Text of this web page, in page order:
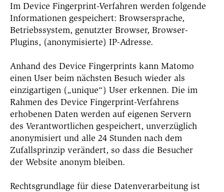
Im Device Fingerprint-Verfahren werden folgende
Informationen gespeichert: Browsersprache,
Betriebssystem, genutzter Browser, Browser-
Plugins, (anonymisierte) IP-Adresse.
Anhand des Device Fingerprints kann Matomo
einen User beim nächsten Besuch wieder als
einzigartigen („unique“) User erkennen. Die im
Rahmen des Device Fingerprint-Verfahrens
erhobenen Daten werden auf eigenen Servern
des Verantwortlichen gespeichert, unverzüglich
anonymisiert und alle 24 Stunden nach dem
Zufallsprinzip verändert, so dass die Besucher
der Website anonym bleiben.
Rechtsgrundlage für diese Datenverarbeitung ist